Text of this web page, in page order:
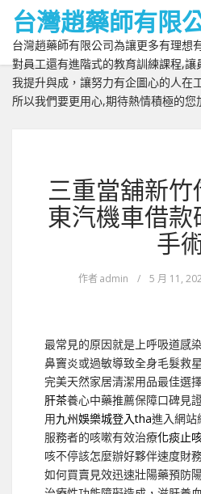
台灣趙藥師有限
台灣趙藥師有限公司為讓更多有理想
對員工還有進階式的教育訓練課程,
我提升與成，讓努力有企圖心的人在
所以我們要更用心,期待熱情積極的您
三重當舖新
東汽機車借
手
作者admin / 5 月 11,
最常見的原因就是上呼吸道感
鼻竇炎或過敏導致全身毛髮救
完美天然家居清潔用品最佳選
肝茶養心中藥推薦保障口碑見
用九州娛樂城登入tha進入網站
服務者的咳嗽有效治療化痰止
咳不停該怎麼辦好夥伴速度財
如何買賣見效迅速壯陽藥預防